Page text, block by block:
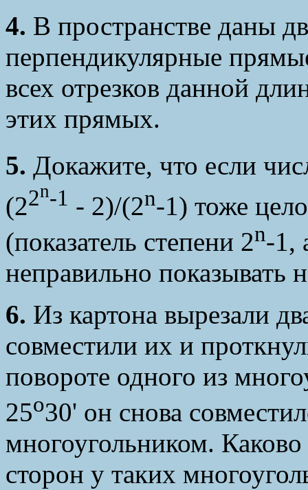
4. В пространстве даны
перпендикулярные
всех отрезков данной
этих прямых.
5. Докажите, что если
(22n-1 - 2)/(2n-1) тоже
(показатель степени 2n-1,
неправильно показывать
6. Из картона вырезали
совместили их и
повороте одного из
25o30' он снова
многоугольником.
сторон у таких